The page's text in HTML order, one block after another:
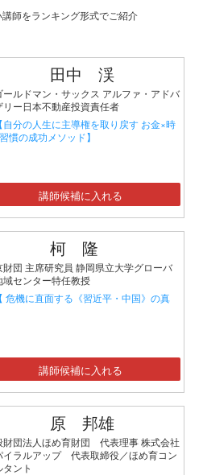
師をランキング形式でご紹介
田中 渓
ールドマン・サックス アルファ・アドバ
リー日本不動産投資責任者
【自分の人生に主導権を取り戻す お金×時
慣の成功メソッド】
講師候補に入れる
柯 隆
財団 主席研究員 静岡県立大学グローバ
域センター特任教授
【 危機に直面する《習近平・中国》の真
講師候補に入れる
原 邦雄
財団法人ほめ育財団 代表理事 株式会社
イラルアップ 代表取締役／ほめ育コン
ント